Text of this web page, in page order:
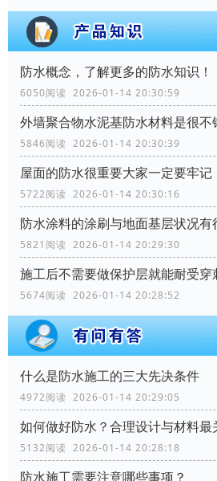
防水概念，了解更多的防水知识！
6050阅读 2026-01-14 20:30:59
外墙聚合物水泥基防水材料是很不
5846阅读 2026-01-14 20:30:39
屋面的防水很重要大家一定要牢记
5722阅读 2026-01-14 20:30:16
防水涂料的涂刷与地面基层状况有
5821阅读 2026-01-14 20:29:30
施工后不需要做保护层就能耐受穿
5674阅读 2026-01-14 20:28:52
什么是防水施工的三大先决条件
4972阅读 2026-01-14 20:29:05
如何做好防水？合理设计与材料最
5132阅读 2026-01-14 20:28:18
防水施工需要注意哪些事项？